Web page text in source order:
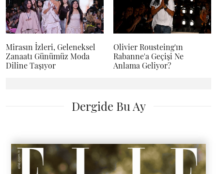
Mirasın İzleri, Geleneksel
Zanaatı Günümüz Moda
Diline Taşıyor
Olivier Rousteing'ın
Rabanne'a Geçişi Ne
Anlama Geliyor?
Dergide Bu Ay